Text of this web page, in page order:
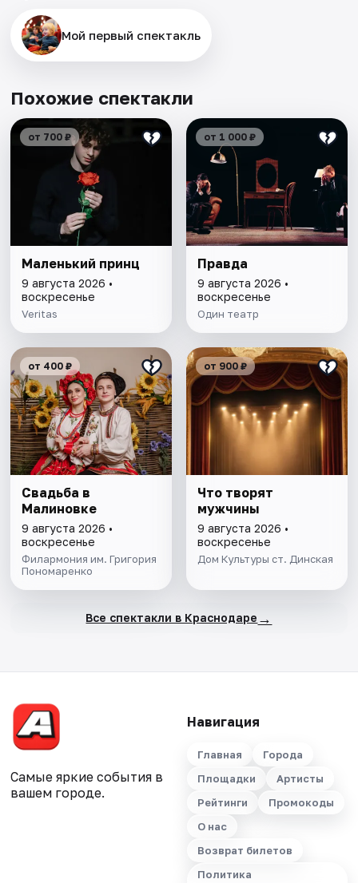
Мой первый спектакль
Похожие спектакли
от 700 ₽
Маленький принц
9 августа 2026 •
воскресенье
Veritas
от 1 000 ₽
Правда
9 августа 2026 •
воскресенье
Один театр
от 400 ₽
Свадьба в
Малиновке
9 августа 2026 •
воскресенье
Филармония им. Григория
Пономаренко
от 900 ₽
Что творят
мужчины
9 августа 2026 •
воскресенье
Дом Культуры ст. Динская
Все спектакли в Краснодаре →
Самые яркие события в
вашем городе.
Навигация
Главная
Города
Площадки
Артисты
Рейтинги
Промокоды
О нас
Возврат билетов
Политика